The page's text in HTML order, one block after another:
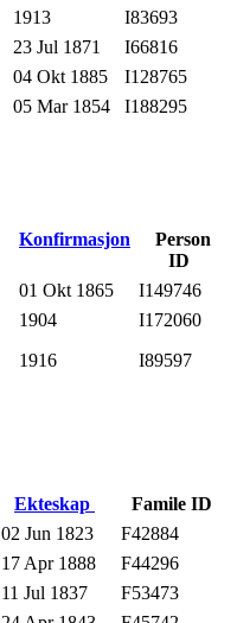
1913
I83693
23 Jul 1871
I66816
04 Okt 1885
I128765
05 Mar 1854 I188295
Konfirmasjon
Person
ID
01 Okt 1865
I149746
1904
I172060
1916 I89597
Ekteskap
Famile ID
02 Jun 1823
F42884
17 Apr 1888
F44296
11 Jul 1837
F53473